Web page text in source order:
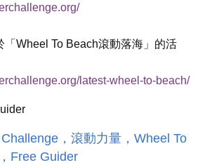
「Wheel To Beach滾動落海」的活
latest-wheel-to-beach/
，滾動力量，Wheel To
Free Guider